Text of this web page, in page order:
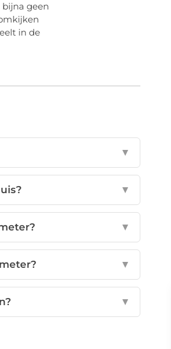
geen
in de
▼
▼
▼
▼
▼